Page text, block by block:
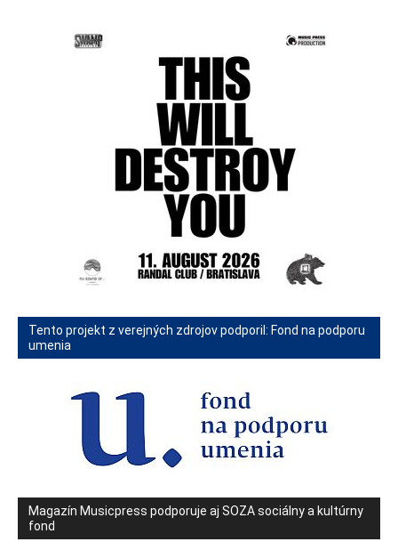
Tento projekt z verejných zdrojov podporil: Fond na podporu
umenia
Magazín Musicpress podporuje aj SOZA sociálny a kultúrny
fond